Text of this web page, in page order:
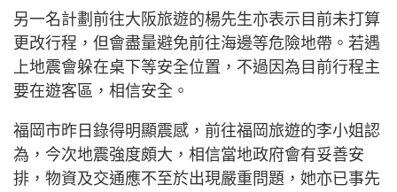
另一名計劃前往大阪旅遊的楊先生亦表示目前未打算
更改行程，但會盡量避免前往海邊等危險地帶。若遇
上地震會躲在桌下等安全位置，不過因為目前行程主
要在遊客區，相信安全。
福岡市昨日錄得明顯震感，前往福岡旅遊的李小姐認
為，今次地震強度頗大，相信當地政府會有妥善安
排，物資及交通應不至於出現嚴重問題，她亦已事先